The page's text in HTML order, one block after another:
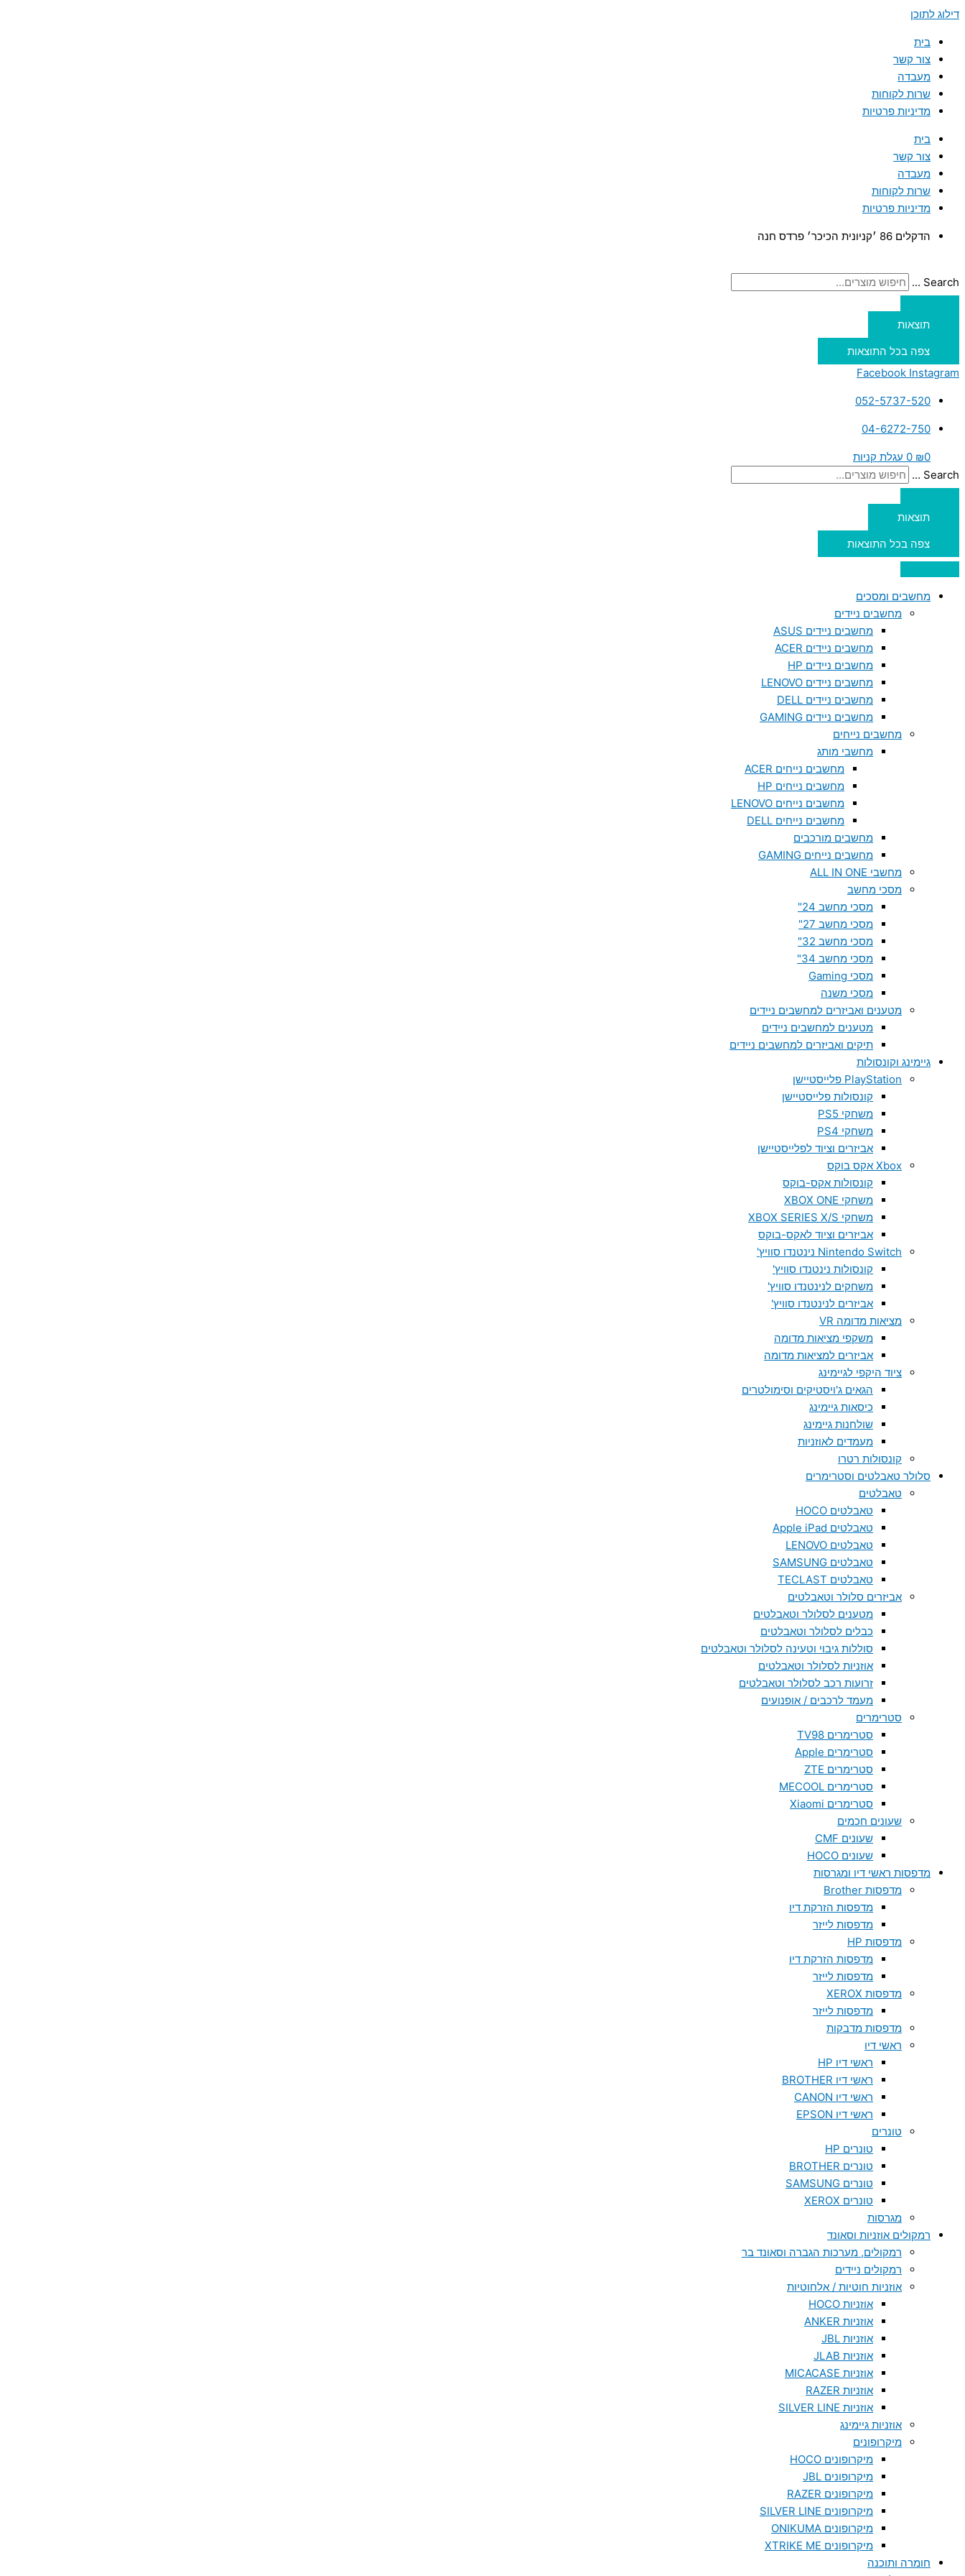
דילוג לתוכן
בית
צור קשר
מעבדה
שרות לקוחות
מדיניות פרטיות
בית
צור קשר
מעבדה
שרות לקוחות
מדיניות פרטיות
הדקלים 86 ׳קניונית הכיכר׳ פרדס חנה
Search ...
תוצאות
צפה בכל התוצאות
Facebook Instagram
052-5737-520
04-6272-750
₪0
0 עגלת קניות
Search ...
תוצאות
צפה בכל התוצאות
מחשבים ומסכים
מחשבים ניידים
מחשבים ניידים ASUS
מחשבים ניידים ACER
מחשבים ניידים HP
מחשבים ניידים LENOVO
מחשבים ניידים DELL
מחשבים ניידים GAMING
מחשבים נייחים
מחשבי מותג
מחשבים נייחים ACER
מחשבים נייחים HP
מחשבים נייחים LENOVO
מחשבים נייחים DELL
מחשבים מורכבים
מחשבים נייחים GAMING
מחשבי ALL IN ONE
מסכי מחשב
מסכי מחשב 24"
מסכי מחשב 27"
מסכי מחשב 32"
מסכי מחשב 34"
מסכי Gaming
מסכי משנה
מטענים ואביזרים למחשבים ניידים
מטענים למחשבים ניידים
תיקים ואביזרים למחשבים ניידים
גיימינג וקונסולות
PlayStation פלייסטיישן
קונסולות פלייסטיישן
משחקי PS5
משחקי PS4
אביזרים וציוד לפלייסטיישן
Xbox אקס בוקס
קונסולות אקס-בוקס
משחקי XBOX ONE
משחקי XBOX SERIES X/S
אביזרים וציוד לאקס-בוקס
Nintendo Switch נינטנדו סוויץ'
קונסולות נינטנדו סוויץ'
משחקים לנינטנדו סוויץ'
אביזרים לנינטנדו סוויץ'
מציאות מדומה VR
משקפי מציאות מדומה
אביזרים למציאות מדומה
ציוד היקפי לגיימינג
הגאים ג'ויסטיקים וסימולטרים
כיסאות גיימינג
שולחנות גיימינג
מעמדים לאוזניות
קונסולות רטרו
סלולר טאבלטים וסטרימרים
טאבלטים
טאבלטים HOCO
טאבלטים Apple iPad
טאבלטים LENOVO
טאבלטים SAMSUNG
טאבלטים TECLAST
אביזרים סלולר וטאבלטים
מטענים לסלולר וטאבלטים
כבלים לסלולר וטאבלטים
סוללות גיבוי וטעינה לסלולר וטאבלטים
אוזניות לסלולר וטאבלטים
זרועות רכב לסלולר וטאבלטים
מעמד לרכבים / אופנועים
סטרימרים
סטרימרים TV98
סטרימרים Apple
סטרימרים ZTE
סטרימרים MECOOL
סטרימרים Xiaomi
שעונים חכמים
שעונים CMF
שעונים HOCO
מדפסות ראשי דיו ומגרסות
מדפסות Brother
מדפסות הזרקת דיו
מדפסות לייזר
מדפסות HP
מדפסות הזרקת דיו
מדפסות לייזר
מדפסות XEROX
מדפסות לייזר
מדפסות מדבקות
ראשי דיו
ראשי דיו HP
ראשי דיו BROTHER
ראשי דיו CANON
ראשי דיו EPSON
טונרים
טונרים HP
טונרים BROTHER
טונרים SAMSUNG
טונרים XEROX
מגרסות
רמקולים אוזניות וסאונד
רמקולים, מערכות הגברה וסאונד בר
רמקולים ניידים
אוזניות חוטיות / אלחוטיות
אוזניות HOCO
אוזניות ANKER
אוזניות JBL
אוזניות JLAB
אוזניות MICACASE
אוזניות RAZER
אוזניות SILVER LINE
אוזניות גיימינג
מיקרופונים
מיקרופונים HOCO
מיקרופונים JBL
מיקרופונים RAZER
מיקרופונים SILVER LINE
מיקרופונים ONIKUMA
מיקרופונים XTRIKE ME
חומרה ותוכנה